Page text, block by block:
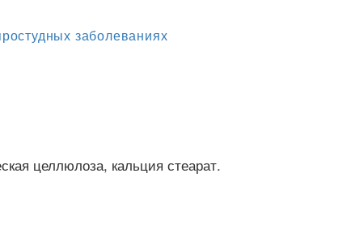
заболеваниях
целлюлоза, кальция стеарат.